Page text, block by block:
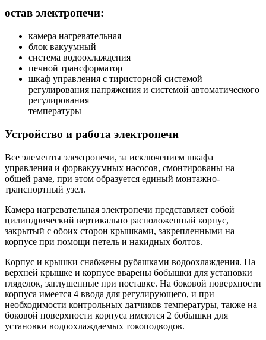
остав электропечи:
камера нагревательная
блок вакуумный
система водоохлаждения
печной трансформатор
шкаф управления с тиристорной системой
регулирования напряжения и системой автоматического
регулирования
температуры
Устройство и работа электропечи
Все элементы электропечи, за исключением шкафа
управления и форвакуумных насосов, смонтированы на
общей раме, при этом образуется единый монтажно-
транспортный узел.
Камера нагревательная электропечи представляет собой
цилиндрический вертикально расположенный корпус,
закрытый с обоих сторон крышками, закрепленными на
корпусе при помощи петель и накидных болтов.
Корпус и крышки снабжены рубашками водоохлаждения. На
верхней крышке и корпусе вварены бобышки для установки
гляделок, заглушенные при поставке. На боковой поверхности
корпуса имеется 4 ввода для регулирующего, и при
необходимости контрольных датчиков температуры, также на
боковой поверхности корпуса имеются 2 бобышки для
установки водоохлаждаемых токоподводов.